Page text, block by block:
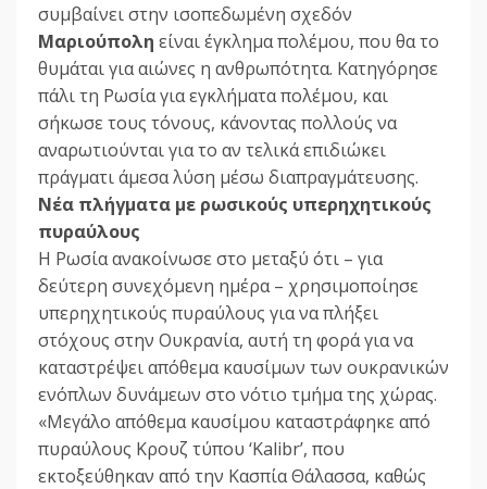
συμβαίνει στην ισοπεδωμένη σχεδόν
Μαριούπολη είναι έγκλημα πολέμου, που θα το
θυμάται για αιώνες η ανθρωπότητα. Kατηγόρησε
πάλι τη Ρωσία για εγκλήματα πολέμου, και
σήκωσε τους τόνους, κάνοντας πολλούς να
αναρωτιούνται για το αν τελικά επιδιώκει
πράγματι άμεσα λύση μέσω διαπραγμάτευσης.
Νέα πλήγματα με ρωσικούς υπερηχητικούς
πυραύλους
Η Ρωσία ανακοίνωσε στο μεταξύ ότι – για
δεύτερη συνεχόμενη ημέρα – χρησιμοποίησε
υπερηχητικούς πυραύλους για να πλήξει
στόχους στην Ουκρανία, αυτή τη φορά για να
καταστρέψει απόθεμα καυσίμων των ουκρανικών
ενόπλων δυνάμεων στο νότιο τμήμα της χώρας.
«Μεγάλο απόθεμα καυσίμου καταστράφηκε από
πυραύλους Κρουζ τύπου ‘Kalibr’, που
εκτοξεύθηκαν από την Κασπία Θάλασσα, καθώς